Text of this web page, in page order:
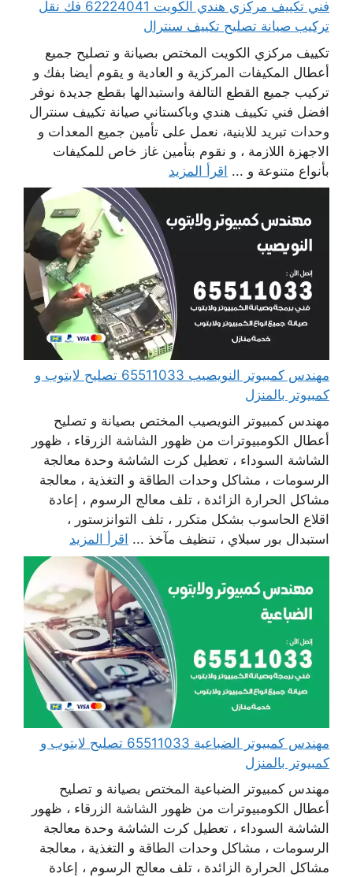
فني تكييف مركزي هندي الكويت 62224041 فك نقل
تركيب صيانة تصليح تكييف سنترال
تكييف مركزي الكويت المختص بصيانة و تصليح جميع
أعطال المكيفات المركزية و العادية و يقوم أيضا بفك و
تركيب جميع القطع التالفة واستبدالها بقطع جديدة نوفر
افضل فني تكييف هندي وباكستاني صيانة تكييف سنترال
وحدات تبريد للابنية، نعمل على تأمين جميع المعدات و
الاجهزة اللازمة ، و نقوم بتأمين غاز خاص للمكيفات
بأنواع متنوعة و ... اقرأ المزيد
مهندس كمبيوتر النويصيب 65511033 تصليح لابتوب و
كمبيوتر بالمنزل
مهندس كمبيوتر النويصيب المختص بصيانة و تصليح
أعطال الكومبيوترات من ظهور الشاشة الزرقاء ، ظهور
الشاشة السوداء ، تعطيل كرت الشاشة وحدة معالجة
الرسومات ، مشاكل وحدات الطاقة و التغذية ، معالجة
مشاكل الحرارة الزائدة ، تلف معالج الرسوم ، إعادة
اقلاع الحاسوب بشكل متكرر ، تلف التوانزستور ،
استبدال بور سبلاي ، تنظيف مآخذ ... اقرأ المزيد
مهندس كمبيوتر الضباعية 65511033 تصليح لابتوب و
كمبيوتر بالمنزل
مهندس كمبيوتر الضباعية المختص بصيانة و تصليح
أعطال الكومبيوترات من ظهور الشاشة الزرقاء ، ظهور
الشاشة السوداء ، تعطيل كرت الشاشة وحدة معالجة
الرسومات ، مشاكل وحدات الطاقة و التغذية ، معالجة
مشاكل الحرارة الزائدة ، تلف معالج الرسوم ، إعادة